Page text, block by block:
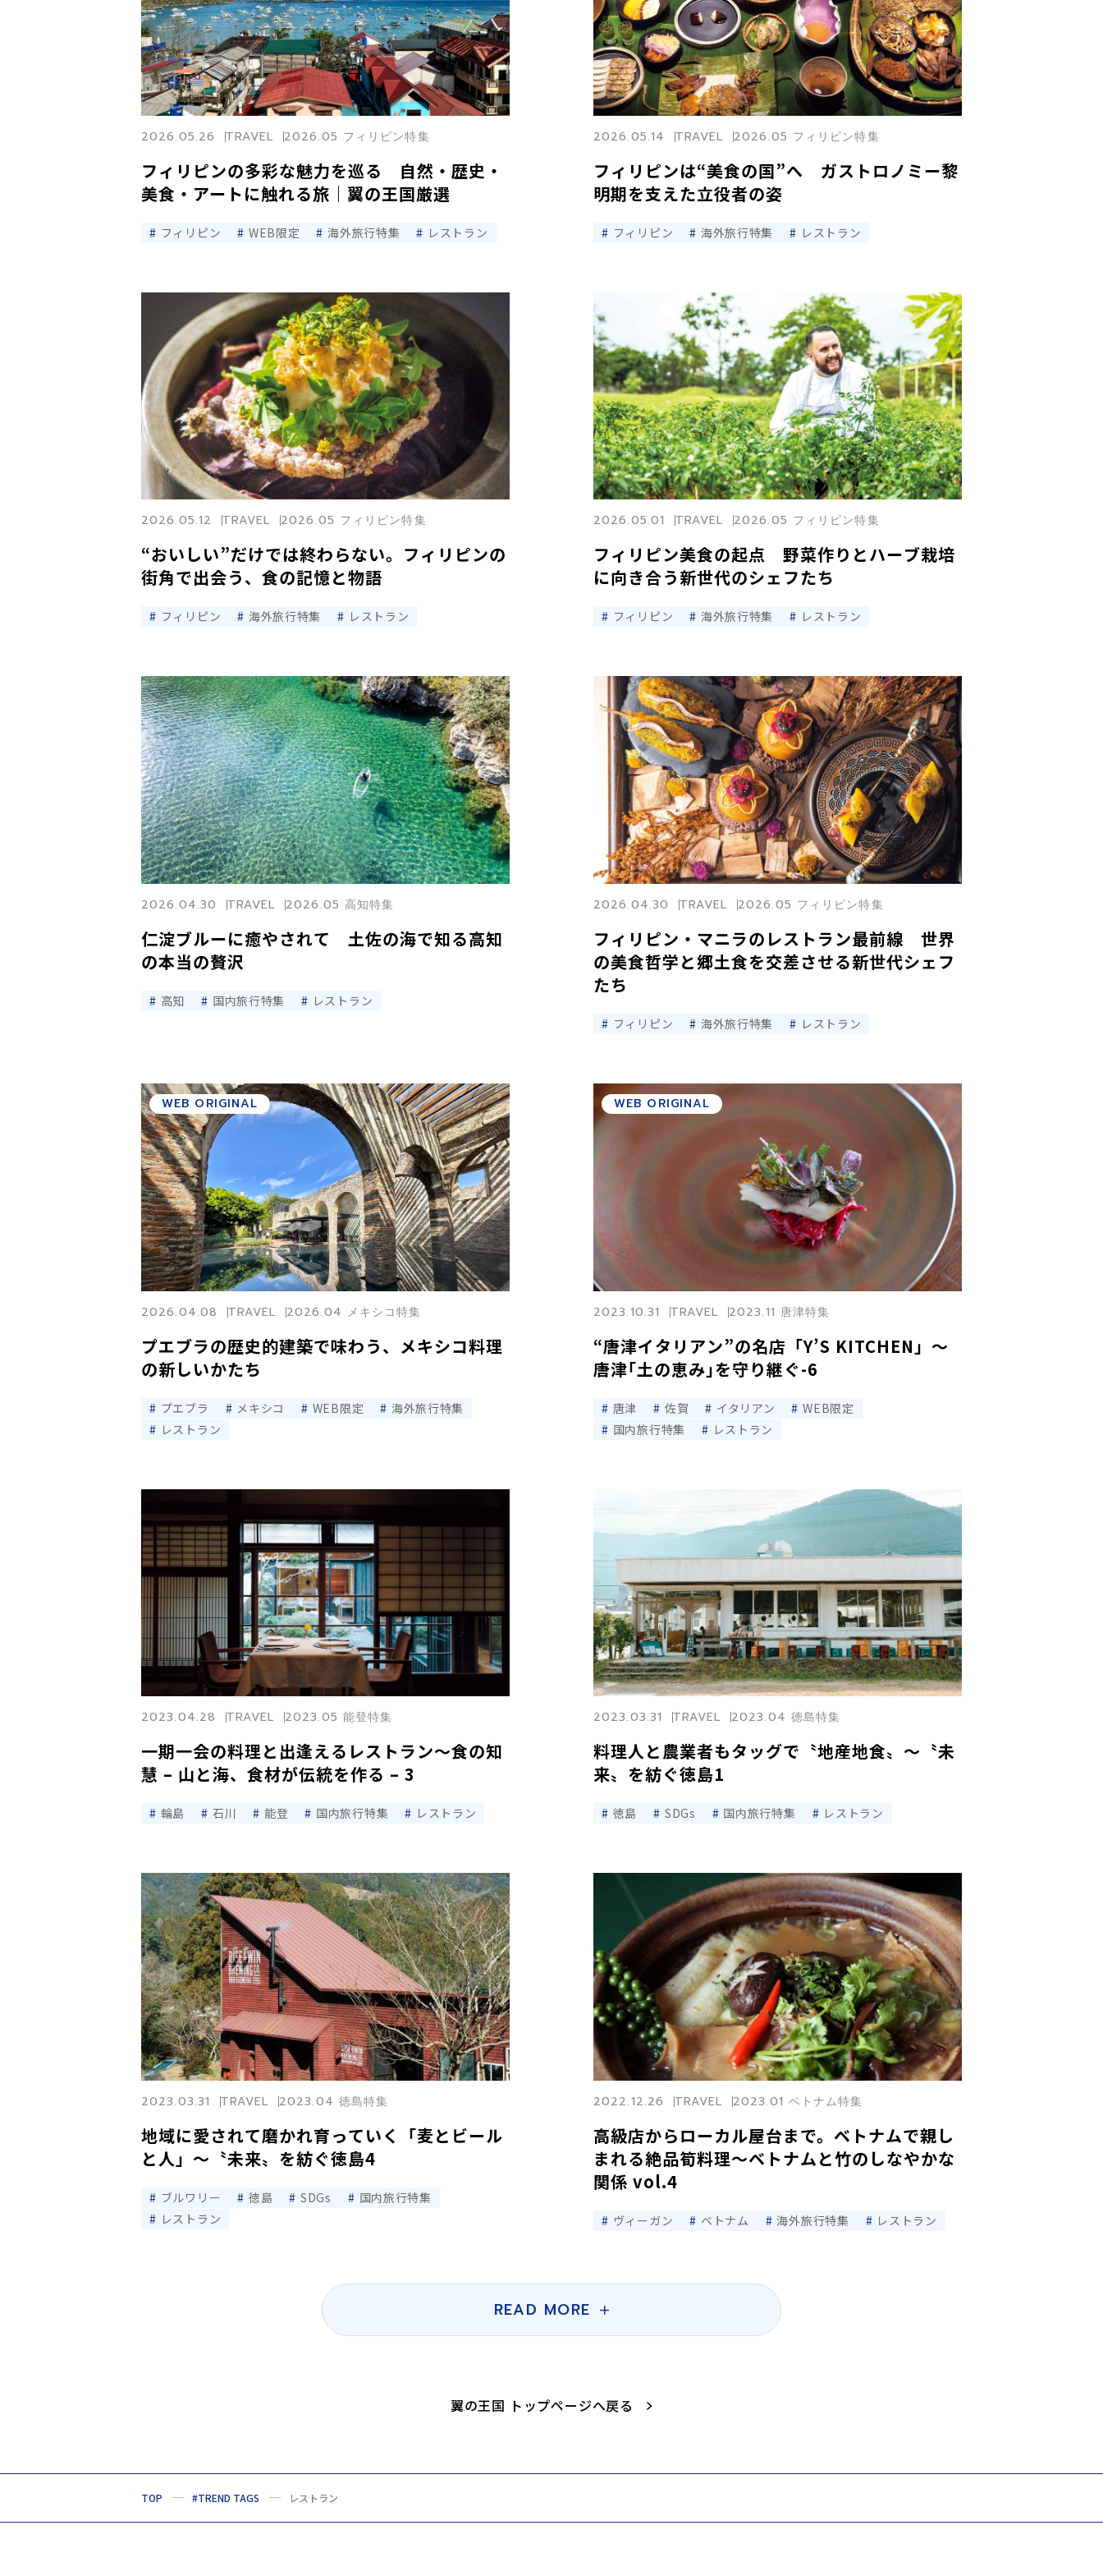
フィリピンの多彩な魅力を巡る 自然・歴史・
美食・アートに触れる旅｜翼の王国厳選
2026.05.26 TRAVEL 2026.05 フィリピン特集
フィリピン WEB限定 海外旅行特集 レストラン
フィリピンは“美食の国”へ ガストロノミー黎
明期を支えた立役者の姿
2026.05.14 TRAVEL 2026.05 フィリピン特集
フィリピン 海外旅行特集 レストラン
“おいしい”だけでは終わらない。フィリピンの
街角で出会う、食の記憶と物語
2026.05.12 TRAVEL 2026.05 フィリピン特集
フィリピン 海外旅行特集 レストラン
フィリピン美食の起点 野菜作りとハーブ栽培
に向き合う新世代のシェフたち
2026.05.01 TRAVEL 2026.05 フィリピン特集
フィリピン 海外旅行特集 レストラン
仁淀ブルーに癒やされて 土佐の海で知る高知
の本当の贅沢
2026.04.30 TRAVEL 2026.05 高知特集
高知 国内旅行特集 レストラン
フィリピン・マニラのレストラン最前線 世界
の美食哲学と郷土食を交差させる新世代シェフ
たち
2026.04.30 TRAVEL 2026.05 フィリピン特集
フィリピン 海外旅行特集 レストラン
プエブラの歴史的建築で味わう、メキシコ料理
の新しいかたち
2026.04.08 TRAVEL 2026.04 メキシコ特集
WEB ORIGINAL
プエブラ メキシコ WEB限定
海外旅行特集
レストラン
“唐津イタリアン”の名店「Y’S KITCHEN」～
唐津｢土の恵み｣を守り継ぐ-6
2023.10.31 TRAVEL 2023.11 唐津特集
WEB ORIGINAL
唐津 佐賀 イタリアン
WEB限定
国内旅行特集
レストラン
一期一会の料理と出逢えるレストラン〜食の知
慧 – 山と海、食材が伝統を作る – 3
2023.04.28 TRAVEL 2023.05 能登特集
輪島 石川 能登 国内旅行特集 レストラン
料理人と農業者もタッグで〝地産地食〟〜〝未
来〟を紡ぐ徳島1
2023.03.31 TRAVEL 2023.04 徳島特集
徳島 SDGs 国内旅行特集 レストラン
地域に愛されて磨かれ育っていく「麦とビール
と人」〜〝未来〟を紡ぐ徳島4
2023.03.31 TRAVEL 2023.04 徳島特集
ブルワリー 徳島 SDGs
国内旅行特集
レストラン
高級店からローカル屋台まで。ベトナムで親し
まれる絶品筍料理〜ベトナムと竹のしなやかな
関係 vol.4
2022.12.26 TRAVEL 2023.01 ベトナム特集
ヴィーガン ベトナム 海外旅行特集 レストラン
READ MORE
翼の王国 トップページへ戻る
TOP #TREND TAGS レストラン